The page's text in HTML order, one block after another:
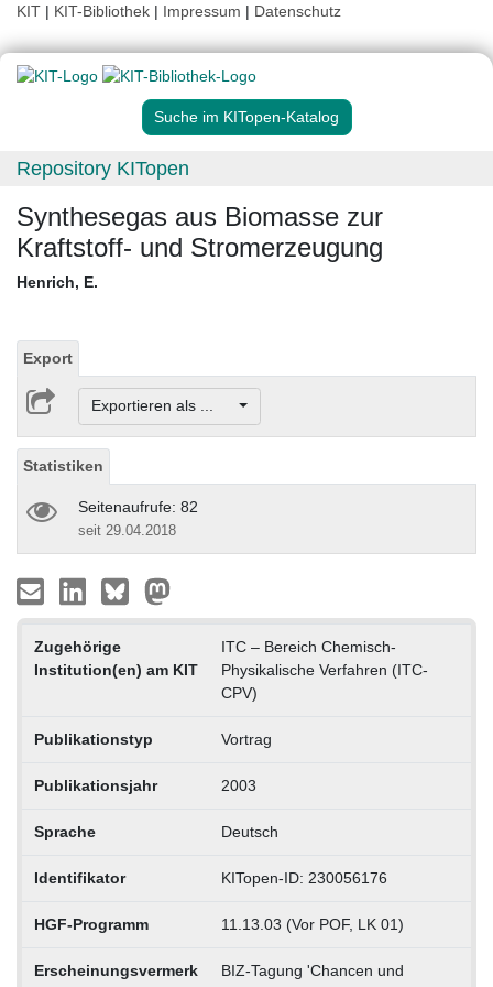
KIT | KIT-Bibliothek | Impressum | Datenschutz
Suche im KITopen-Katalog
Repository KITopen
Synthesegas aus Biomasse zur
Kraftstoff- und Stromerzeugung
Henrich, E.
Export
Exportieren als ...
Statistiken
Seitenaufrufe: 82
seit 29.04.2018
Zugehörige
Institution(en) am KIT
ITC – Bereich Chemisch-
Physikalische Verfahren (ITC-
CPV)
Publikationstyp Vortrag
Publikationsjahr 2003
Sprache Deutsch
Identifikator KITopen-ID: 230056176
HGF-Programm 11.13.03 (Vor POF, LK 01)
Erscheinungsvermerk
BIZ-Tagung 'Chancen und